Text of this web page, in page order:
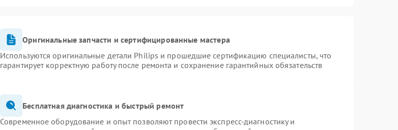
Оригинальные запчасти и сертифицированные мастера
Используются оригинальные детали Philips и прошедшие сертификацию специалисты, что
гарантирует корректную работу после ремонта и сохранение гарантийных обязательств
Бесплатная диагностика и быстрый ремонт
Современное оборудование и опыт позволяют провести экспресс-диагностику и